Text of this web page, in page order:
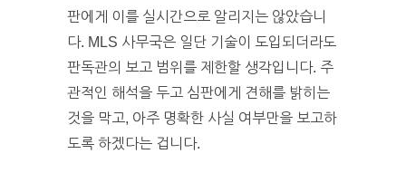
판에게 이를 실시간으로 알리지는 않았습니
다. MLS 사무국은 일단 기술이 도입되더라도
판독관의 보고 범위를 제한할 생각입니다. 주
관적인 해석을 두고 심판에게 견해를 밝히는
것을 막고, 아주 명확한 사실 여부만을 보고하
도록 하겠다는 겁니다.